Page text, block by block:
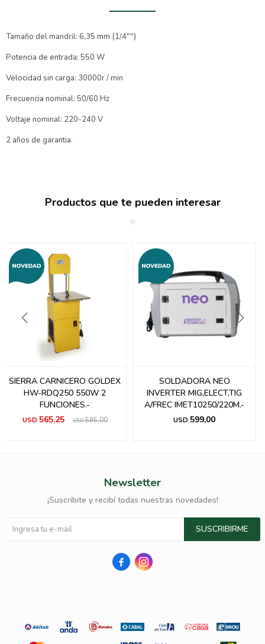
Tamaño del mandril: 6,35 mm (1/4"")
Potencia de entrada: 550 W
Velocidad sin carga: 30000r / min
Frecuencia nominal: 50/60 Hz
Voltaje nominal: 220-240 V
2 años de garantia.
Productos que te pueden interesar
SIERRA CARNICERO GOLDEX
HW-RDQ250 550W 2
FUNCIONES.-
USD 565,25 USD595,00
SOLDADORA NEO
INVERTER MIG,ELECT,TIG
A/FREC IMET10250/220M.-
USD 599,00
Newsletter
¡Suscribite y recibí todas nuestras novedades!
SUSCRIBIRME
 